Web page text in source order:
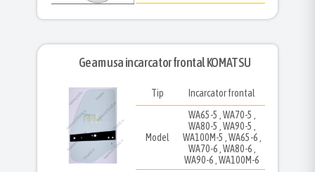
Geam usa incarcator frontal KOMATSU
Tip Incarcator frontal
Model
WA65-5 , WA70-5 ,
WA80-5 , WA90-5 ,
WA100M-5 , WA65-6 ,
WA70-6 , WA80-6 ,
WA90-6 , WA100M-6